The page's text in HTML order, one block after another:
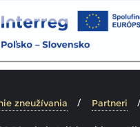
zneužívania Partneri